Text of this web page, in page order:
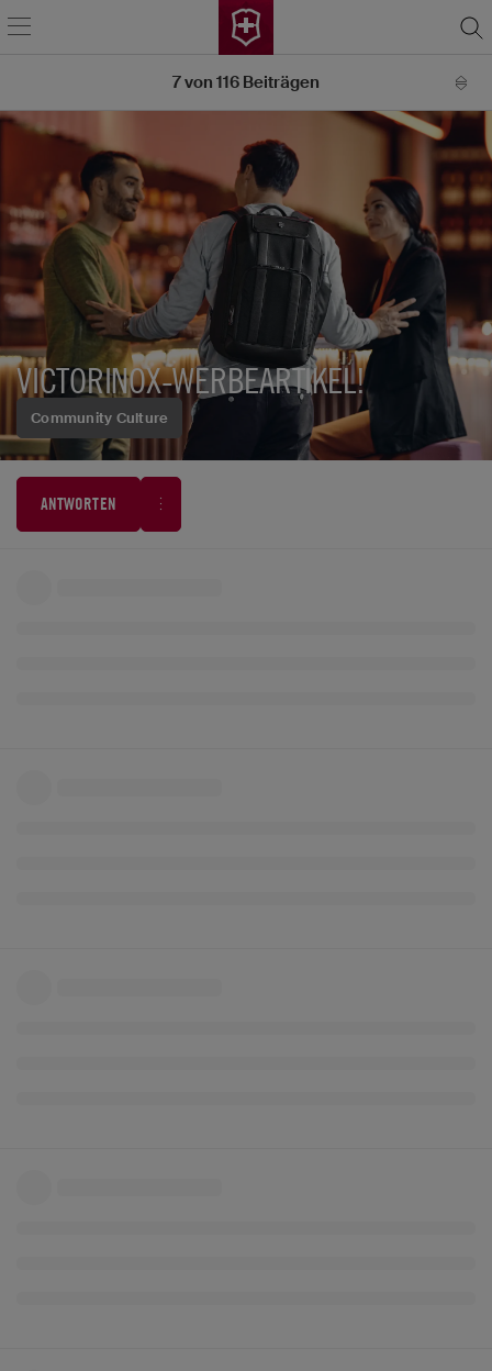
Community Culture
VICTORINOX-WERBEARTIKEL!
ANTWORTEN
7von 116 Beiträgen